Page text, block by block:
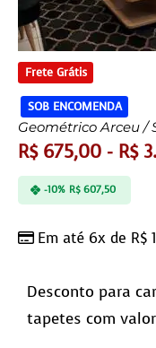
Frete Grátis
SOB ENCOMENDA
Geométrico Arceu /
R$675,00 - R$
Em até 6x de R$
-10% R$607,50
Desconto para
tapetes com